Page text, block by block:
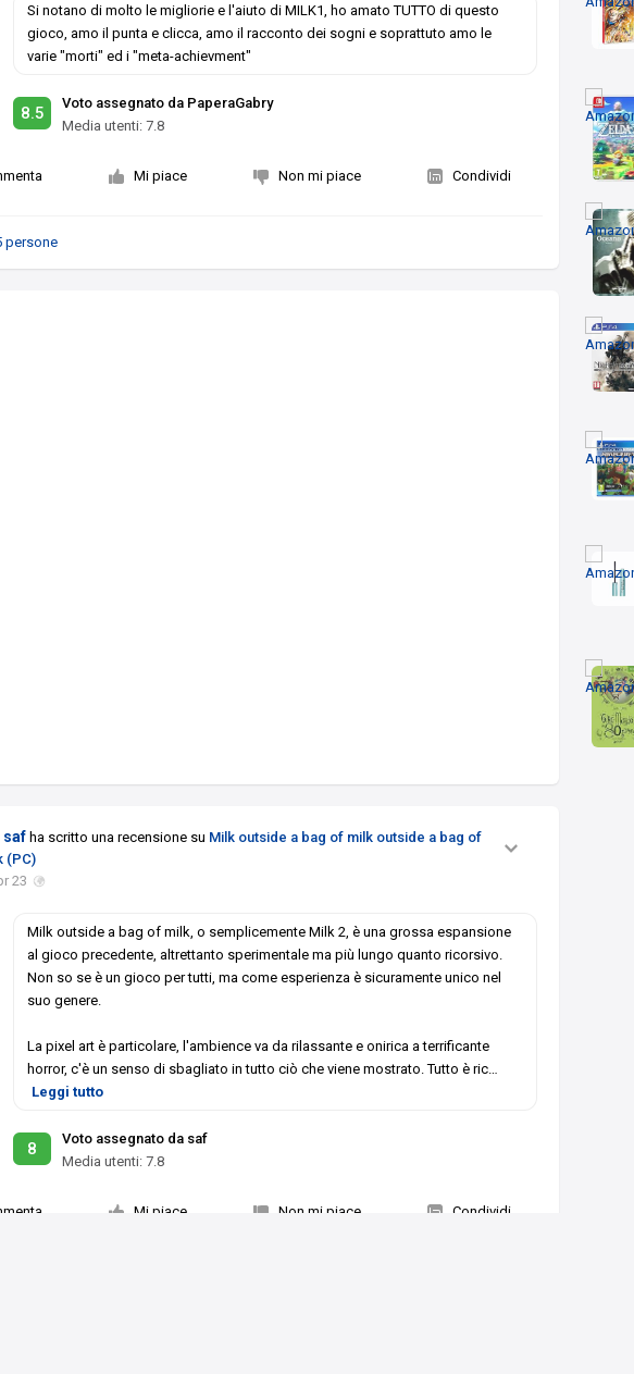
Si notano di molto le migliorie e l'aiuto di MILK1, ho amato TUTTO di questo
gioco, amo il punta e clicca, amo il racconto dei sogni e soprattuto amo le
varie "morti" ed i "meta-achievment"
8.5
Voto assegnato da PaperaGabry
Media utenti:7.8
Mi piace Non mi piace Condividi
persone
saf ha scritto una recensione su Milk outside a bag of milk outside a bag of
(PC)
23
Milk outside a bag of milk, o semplicemente Milk 2, è una grossa espansione
al gioco precedente, altrettanto sperimentale ma più lungo quanto ricorsivo.
Non so se è un gioco per tutti, ma come esperienza è sicuramente unico nel
suo genere.
La pixel art è particolare, l'ambience va da rilassante e onirica a terrificante
horror, c'è un senso di sbagliato in tutto ciò che viene mostrato. Tutto è ric…
Leggi tutto
8
Voto assegnato da saf
Media utenti:7.8
Mi piace Non mi piace Condividi